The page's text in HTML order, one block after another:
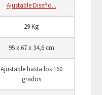
Ajustable Diseño...
29 Kg
95 x 67 x 34,6 cm
Ajustable hasta los 160
grados